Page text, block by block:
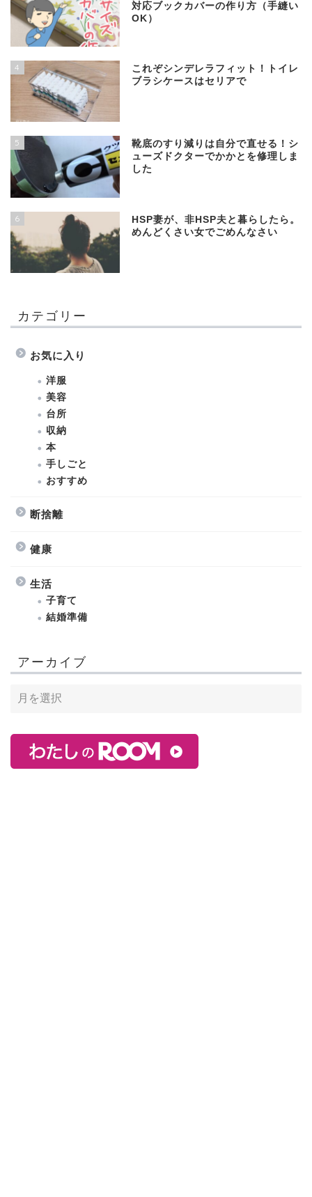
対応ブックカバーの作り方（手縫い
OK）
4
これぞシンデレラフィット！トイレ
ブラシケースはセリアで
5
靴底のすり減りは自分で直せる！シ
ューズドクターでかかとを修理しま
した
6
HSP妻が、非HSP夫と暮らしたら。
めんどくさい女でごめんなさい
カテゴリー
お気に入り
洋服
美容
台所
収納
本
手しごと
おすすめ
断捨離
健康
生活
子育て
結婚準備
アーカイブ